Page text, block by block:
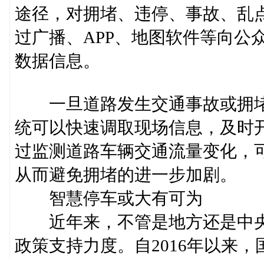
途径，对拥堵、违停、事故、乱
过广播、APP、地图软件等向公
数据信息。
一旦道路发生交通事故或拥
统可以快速调取现场信息，及时
过监测道路车辆交通流量变化，
从而避免拥堵的进一步加剧。
智慧停车或大有可为
近年来，不管是地方还是中
政策支持力度。自2016年以来